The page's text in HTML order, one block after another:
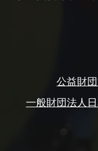
公益財
一般財団法人